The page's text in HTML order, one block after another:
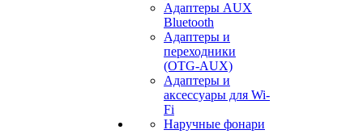
Адаптеры AUX
Bluetooth
Адаптеры и
переходники
(OTG-AUX)
Адаптеры и
аксессуары для Wi-
Fi
Наручные фонари